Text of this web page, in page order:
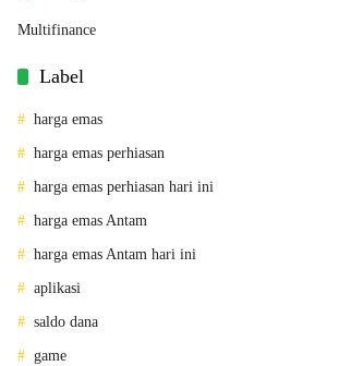
Multifinance
Label
harga emas
harga emas perhiasan
harga emas perhiasan hari ini
harga emas Antam
harga emas Antam hari ini
aplikasi
saldo dana
game